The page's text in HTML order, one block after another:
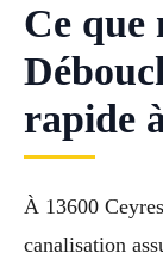
Ce que
rapide
À 13600
canalisation